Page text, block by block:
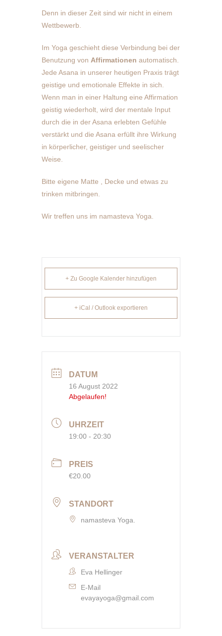
Denn in dieser Zeit sind wir nicht in einem
Wettbewerb.
Im Yoga geschieht diese Verbindung bei der
Benutzung von Affirmationen automatisch.
Jede Asana in unserer heutigen Praxis trägt
geistige und emotionale Effekte in sich.
Wenn man in einer Haltung eine Affirmation
geistig wiederholt, wird der mentale Input
durch die in der Asana erlebten Gefühle
verstärkt und die Asana erfüllt ihre Wirkung
in körperlicher, geistiger und seelischer
Weise.
Bitte eigene Matte , Decke und etwas zu
trinken mitbringen.
Wir treffen uns im namasteva Yoga.
+ Zu Google Kalender hinzufügen
+ iCal / Outlook exportieren
DATUM
16 August 2022
Abgelaufen!
UHRZEIT
19:00 - 20:30
PREIS
€20.00
STANDORT
namasteva Yoga.
VERANSTALTER
Eva Hellinger
E-Mail
evayayoga@gmail.com